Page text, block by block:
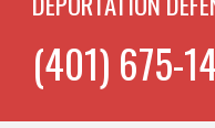
(401) 675-